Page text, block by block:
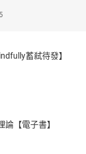
蓄弒待發】
【電子書】